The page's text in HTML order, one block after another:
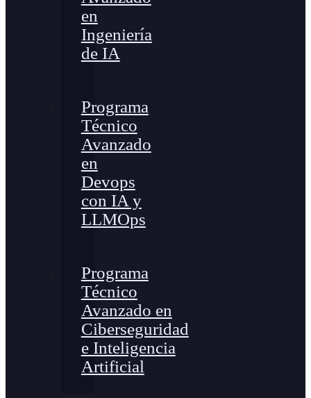
en
Ingeniería
de IA
Programa
Técnico
Avanzado
en
Devops
con IA y
LLMOps
Programa
Técnico
Avanzado en
Ciberseguridad
e Inteligencia
Artificial